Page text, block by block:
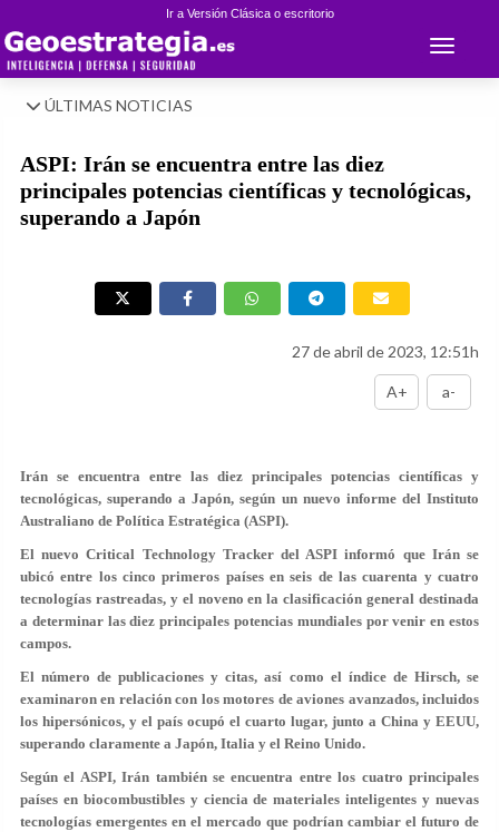
Ir a Versión Clásica o escritorio
Toggle
ÚLTIMAS NOTICIAS
ASPI: Irán se encuentra entre las diez
principales potencias científicas y tecnológicas,
superando a Japón
27 de abril de 2023, 12:51h
A+ a-
Irán se encuentra entre las diez principales potencias científicas y
tecnológicas, superando a Japón, según un nuevo informe del Instituto
Australiano de Política Estratégica (ASPI).
El nuevo Critical Technology Tracker del ASPI informó que Irán se
ubicó entre los cinco primeros países en seis de las cuarenta y cuatro
tecnologías rastreadas, y el noveno en la clasificación general destinada
a determinar las diez principales potencias mundiales por venir en estos
campos.
El número de publicaciones y citas, así como el índice de Hirsch, se
examinaron en relación con los motores de aviones avanzados, incluidos
los hipersónicos, y el país ocupó el cuarto lugar, junto a China y EEUU,
superando claramente a Japón, Italia y el Reino Unido.
Según el ASPI, Irán también se encuentra entre los cuatro principales
países en biocombustibles y ciencia de materiales inteligentes y nuevas
tecnologías emergentes en el mercado que podrían cambiar el futuro de